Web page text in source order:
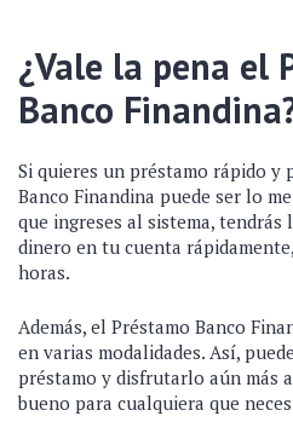
¿Vale la pena el
Banco
Si quieres un préstamo rápido y
Banco Finandina puede ser lo
que ingreses al sistema, tendrás
dinero en tu cuenta
horas.
Además, el Préstamo Banco
en varias modalidades. Así,
préstamo y disfrutarlo aún más
bueno para cualquiera que